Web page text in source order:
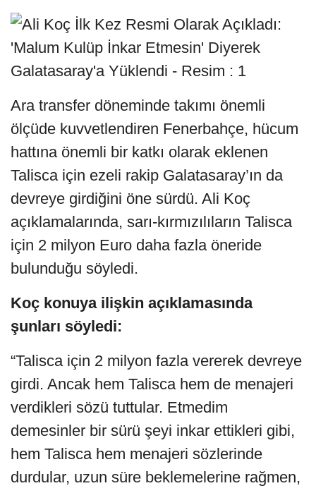
Ara transfer döneminde takımı önemli
ölçüde kuvvetlendiren Fenerbahçe, hücum
hattına önemli bir katkı olarak eklenen
Talisca için ezeli rakip Galatasaray’ın da
devreye girdiğini öne sürdü. Ali Koç
açıklamalarında, sarı-kırmızılıların Talisca
için 2 milyon Euro daha fazla öneride
bulunduğu söyledi.
Koç konuya ilişkin açıklamasında
şunları söyledi:
“Talisca için 2 milyon fazla vererek devreye
girdi. Ancak hem Talisca hem de menajeri
verdikleri sözü tuttular. Etmedim
demesinler bir sürü şeyi inkar ettikleri gibi,
hem Talisca hem menajeri sözlerinde
durdular, uzun süre beklemelerine rağmen,